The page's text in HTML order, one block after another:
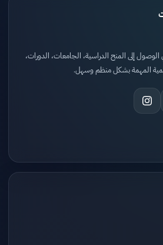
إلى المنح الدراسية، الجامعات، الدورات،
المهمة بشكل منظم وسهل.